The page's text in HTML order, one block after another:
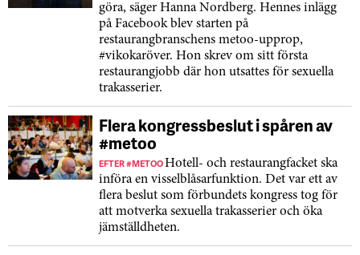
göra, säger Hanna Nordberg. Hennes inlägg
på Facebook blev starten på
restaurangbranschens metoo-upprop,
#vikokaröver. Hon skrev om sitt första
restaurangjobb där hon utsattes för sexuella
trakasserier.
Flera kongressbeslut i spåren av
#metoo
EFTER #METOOHotell- och restaurangfacket ska
införa en visselblåsar­funktion. Det var ett av
flera beslut som förbundets kongress tog för
att motverka sexuella trakasserier och öka
jämställdheten.